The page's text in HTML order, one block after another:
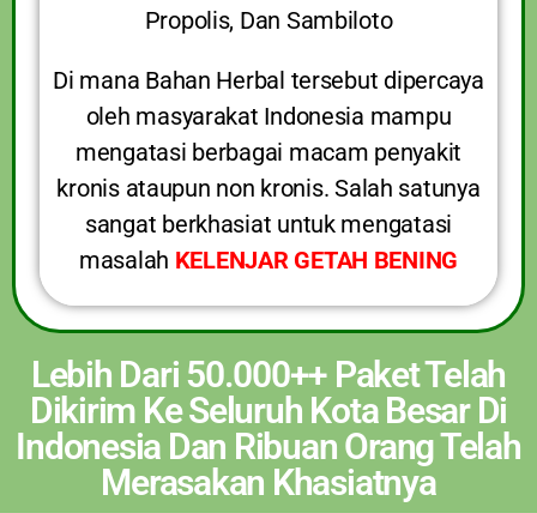
Propolis, Dan Sambiloto
Di mana Bahan Herbal tersebut dipercaya
oleh masyarakat Indonesia mampu
mengatasi berbagai macam penyakit
kronis ataupun non kronis. Salah satunya
sangat berkhasiat untuk mengatasi
masalah KELENJAR GETAH BENING
Lebih Dari 50.000++ Paket Telah
Dikirim Ke Seluruh Kota Besar Di
Indonesia Dan Ribuan Orang Telah
Merasakan Khasiatnya